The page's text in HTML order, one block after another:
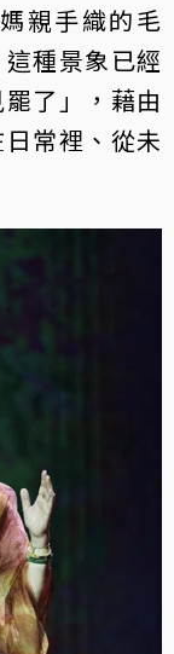
親手織的毛
種景象已經
了」，藉由
日常裡、從未